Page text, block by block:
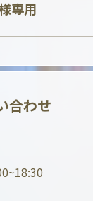
専用
合わせ